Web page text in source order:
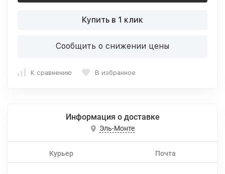
Купить в 1 клик
Сообщить о снижении цены
К сравнению В избранное
Информация о доставке
Эль-Монте
Курьер Почта